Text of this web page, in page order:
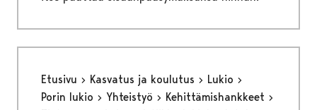
Etusivu Kasvatus ja koulutus
Lukio
Porin lukio
Yhteistyö
Kehittämishankkeet